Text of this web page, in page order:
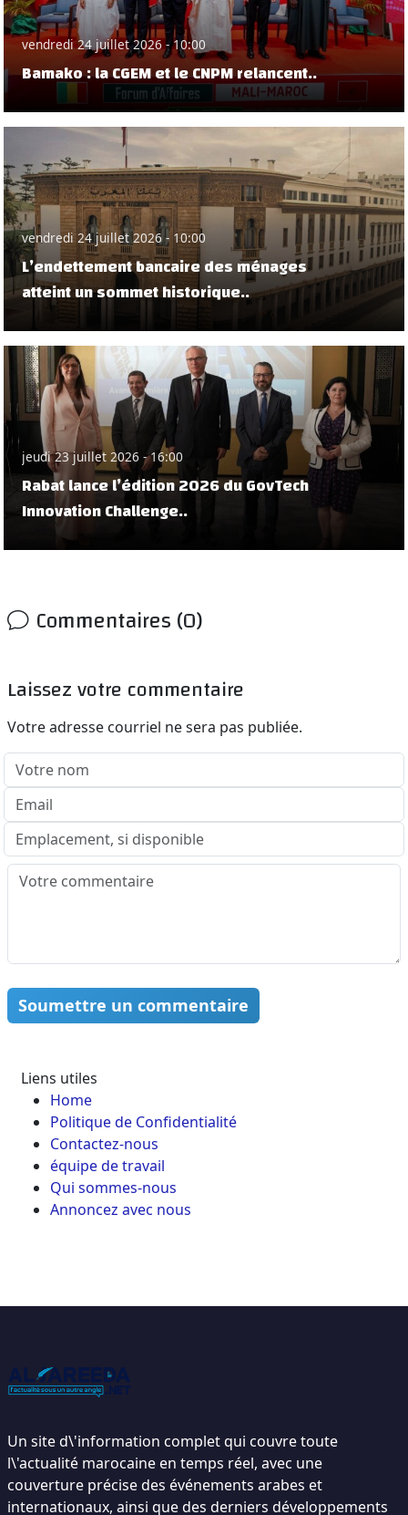
vendredi 24 juillet 2026 - 10:00
Bamako : la CGEM et le CNPM relancent..
vendredi 24 juillet 2026 - 10:00
L’endettement bancaire des ménages
atteint un sommet historique..
jeudi 23 juillet 2026 - 16:00
Rabat lance l’édition 2026 du GovTech
Innovation Challenge..
Commentaires (0)
Laissez votre commentaire
Votre adresse courriel ne sera pas publiée.
Soumettre un commentaire
Liens utiles
Home
Politique de Confidentialité
Contactez-nous
équipe de travail
Qui sommes-nous
Annoncez avec nous
Un site d\'information complet qui couvre toute
l\'actualité marocaine en temps réel, avec une
couverture précise des événements arabes et
internationaux, ainsi que des derniers développements